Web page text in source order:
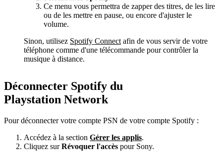
Ce menu vous permettra de zapper des titres, de les lire
ou de les mettre en pause, ou encore d'ajuster le
volume.
Sinon, utilisez Spotify Connect afin de vous servir de votre
téléphone comme d'une télécommande pour contrôler la
musique à distance.
Déconnecter Spotify du
Playstation Network
Pour déconnecter votre compte PSN de votre compte Spotify :
Accédez à la section Gérer les applis.
Cliquez surRévoquer l'accès pour Sony.